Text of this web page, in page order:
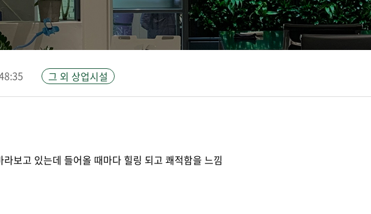
그 외 상업시설
보고 있는데 들어올 때마다 힐링 되고 쾌적함을 느낌